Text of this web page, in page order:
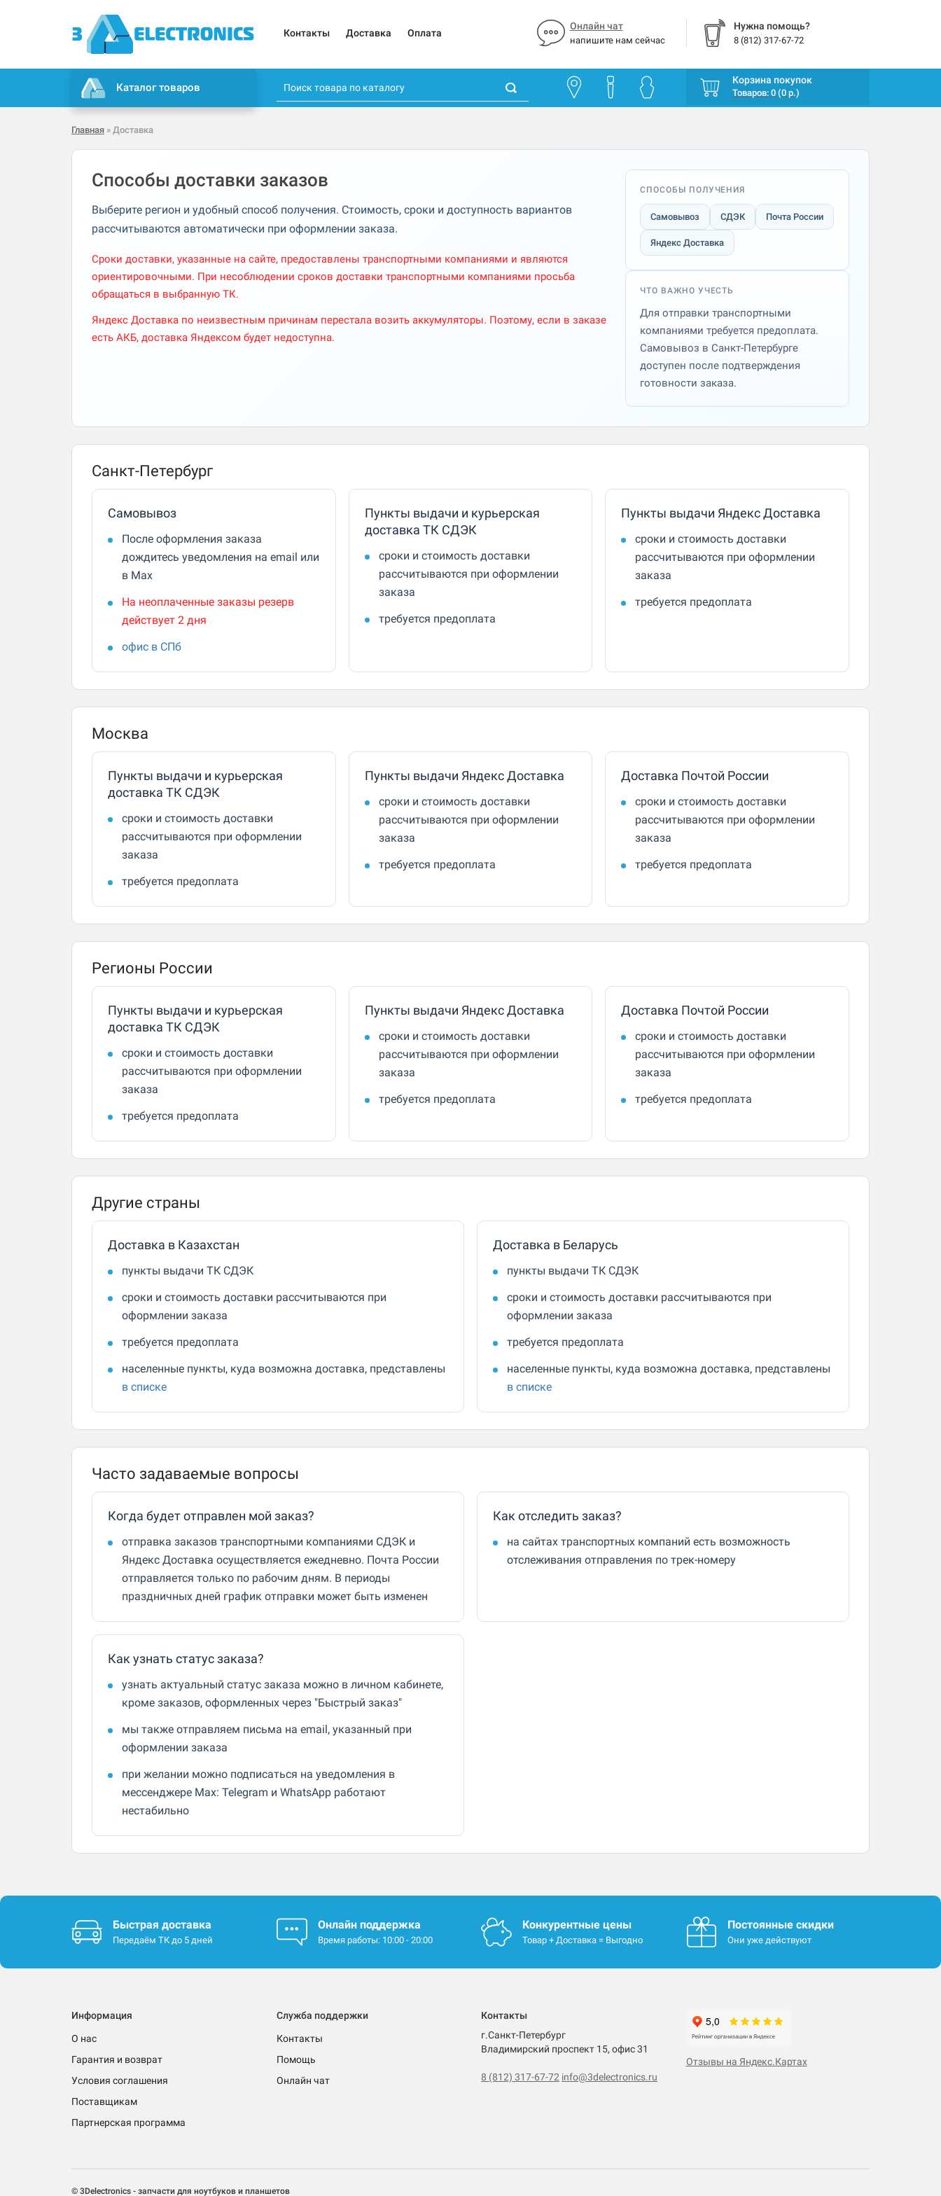
Контакты Доставка Оплата
Онлайн чат
напишите нам сейчас
Нужна помощь?
8 (812) 317-67-72
Каталог товаров
Корзина покупок
Товаров: 0 (0 р.)
Главная » Доставка
Способы доставки заказов
Выберите регион и удобный способ получения. Стоимость, сроки и доступность вариантов
рассчитываются автоматически при оформлении заказа.
Сроки доставки, указанные на сайте, предоставлены транспортными компаниями и являются
ориентировочными. При несоблюдении сроков доставки транспортными компаниями просьба
обращаться в выбранную ТК.
Яндекс Доставка по неизвестным причинам перестала возить аккумуляторы. Поэтому, если в заказе
есть АКБ, доставка Яндексом будет недоступна.
СПОСОБЫ ПОЛУЧЕНИЯ
Самовывоз СДЭК Почта России
Яндекс Доставка
ЧТО ВАЖНО УЧЕСТЬ
Для отправки транспортными
компаниями требуется предоплата.
Самовывоз в Санкт-Петербурге
доступен после подтверждения
готовности заказа.
Санкт-Петербург
Самовывоз
После оформления заказа
дождитесь уведомления на email или
в Max
На неоплаченные заказы резерв
действует 2 дня
офис в СПб
Пункты выдачи и курьерская
доставка ТК СДЭК
сроки и стоимость доставки
рассчитываются при оформлении
заказа
требуется предоплата
Пункты выдачи Яндекс Доставка
сроки и стоимость доставки
рассчитываются при оформлении
заказа
требуется предоплата
Москва
Пункты выдачи и курьерская
доставка ТК СДЭК
сроки и стоимость доставки
рассчитываются при оформлении
заказа
требуется предоплата
Пункты выдачи Яндекс Доставка
сроки и стоимость доставки
рассчитываются при оформлении
заказа
требуется предоплата
Доставка Почтой России
сроки и стоимость доставки
рассчитываются при оформлении
заказа
требуется предоплата
Регионы России
Пункты выдачи и курьерская
доставка ТК СДЭК
сроки и стоимость доставки
рассчитываются при оформлении
заказа
требуется предоплата
Пункты выдачи Яндекс Доставка
сроки и стоимость доставки
рассчитываются при оформлении
заказа
требуется предоплата
Доставка Почтой России
сроки и стоимость доставки
рассчитываются при оформлении
заказа
требуется предоплата
Другие страны
Доставка в Казахстан
пункты выдачи ТК СДЭК
сроки и стоимость доставки рассчитываются при
оформлении заказа
требуется предоплата
населенные пункты, куда возможна доставка, представлены
в списке
Доставка в Беларусь
пункты выдачи ТК СДЭК
сроки и стоимость доставки рассчитываются при
оформлении заказа
требуется предоплата
населенные пункты, куда возможна доставка, представлены
в списке
Часто задаваемые вопросы
Когда будет отправлен мой заказ?
отправка заказов транспортными компаниями СДЭК и
Яндекс Доставка осуществляется ежедневно. Почта России
отправляется только по рабочим дням. В периоды
праздничных дней график отправки может быть изменен
Как отследить заказ?
на сайтах транспортных компаний есть возможность
отслеживания отправления по трек-номеру
Как узнать статус заказа?
узнать актуальный статус заказа можно в личном кабинете,
кроме заказов, оформленных через "Быстрый заказ"
мы также отправляем письма на email, указанный при
оформлении заказа
при желании можно подписаться на уведомления в
мессенджере Max: Telegram и WhatsApp работают
нестабильно
Быстрая доставка
Передаём ТК до 5 дней
Онлайн поддержка
Время работы: 10:00 - 20:00
Конкурентные цены
Товар + Доставка = Выгодно
Постоянные скидки
Они уже действуют
Информация
О нас
Гарантия и возврат
Условия соглашения
Поставщикам
Партнерская программа
Служба поддержки
Контакты
Помощь
Онлайн чат
Контакты
г.Санкт-Петербург
Владимирский проспект 15, офис 31
8 (812) 317-67-72 info@3delectronics.ru
Отзывы на Яндекс.Картах
© 3Delectronics - запчасти для ноутбуков и планшетов